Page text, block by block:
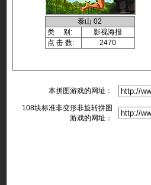
泰山 02
类 别:
影视海报
点 击 数:
2470
本拼图游戏的网址：
108块标准非变形非旋转拼图
游戏的网址：